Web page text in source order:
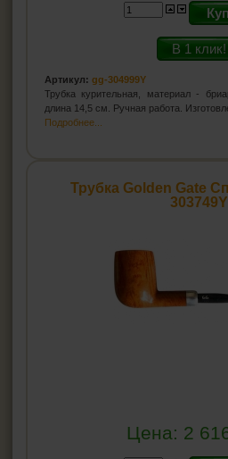
В 1 клик!
Артикул: gg-304999Y
Трубка курительная, материал -
длина 14,5 см. Ручная работа.
Подробнее...
Трубка Golden Gate
303749Y
Цена: 2